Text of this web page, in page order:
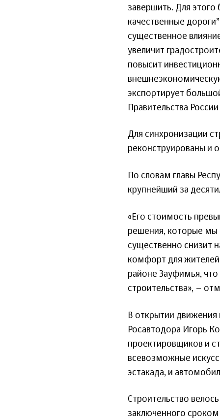
завершить. Для этого
качественные
существенное
увеличит
повысит
экспортирует
Правительства
Для синхронизации
реконструированы и
По словам главы
крупнейший за
«Его стоимость
решения, которые мы
существенно снизит
комфорт для
районе Зауфимья,
строительства», –
В открытии движения
Росавтодора Игорь
проектировщиков и
всевозможные
эстакада, и
Строительство
заключенного